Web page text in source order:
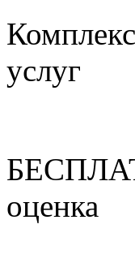
Комплекс
услуг
оценка